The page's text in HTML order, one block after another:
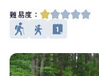
SPOTS
スポット紹介
難易度：